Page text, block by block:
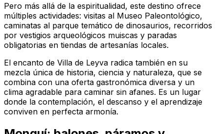
Pero más allá de la espiritualidad, este destino ofrece
múltiples actividades: visitas al Museo Paleontológico,
caminatas al parque temático de dinosaurios, recorridos
por vestigios arqueológicos muiscas y paradas
obligatorias en tiendas de artesanías locales.
El encanto de Villa de Leyva radica también en su
mezcla única de historia, ciencia y naturaleza, que se
combina con una oferta gastronómica diversa y un
clima agradable para caminar sin afanes. Es un lugar
donde la contemplación, el descanso y el aprendizaje
conviven en perfecta armonía.